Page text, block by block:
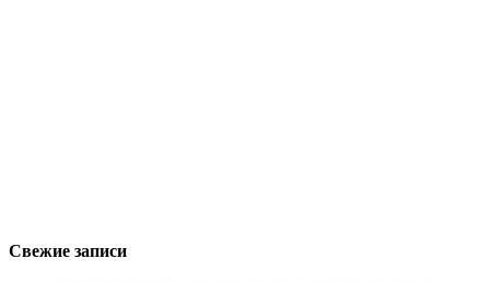
Свежие записи